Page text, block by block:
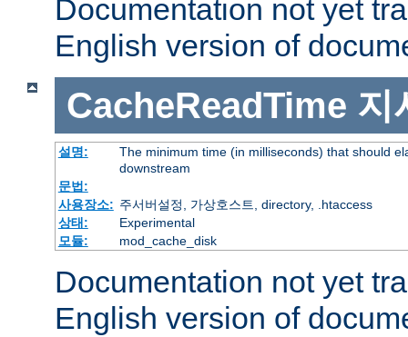
Documentation not yet
English version of
CacheReadTime 지
설명:
The minimum time (in milliseconds) that should
downstream
문법:
사용장소: 주서버설정, 가상호스트, directory, .htaccess
상태:
Experimental
모듈:
mod_cache_disk
Documentation not yet
English version of